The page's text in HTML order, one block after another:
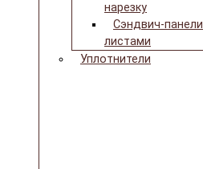
нарезку
Сэндвич-панели
листами
Уплотнители